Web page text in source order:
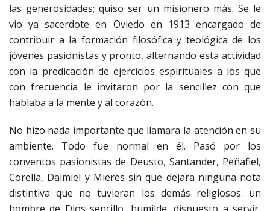
las generosidades; quiso ser un misionero más. Se le
vio ya sacerdote en Oviedo en 1913 encargado de
contribuir a la formación filosófica y teológica de los
jóvenes pasionistas y pronto, alternando esta actividad
con la predicación de ejercicios espirituales a los que
con frecuencia le invitaron por la sencillez con que
hablaba a la mente y al corazón.
No hizo nada importante que llamara la atención en su
ambiente. Todo fue normal en él. Pasó por los
conventos pasionistas de Deusto, Santander, Peñafiel,
Corella, Daimiel y Mieres sin que dejara ninguna nota
distintiva que no tuvieran los demás religiosos: un